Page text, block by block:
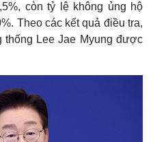
m
còn tỷ lệ không ủng hộ
Theo các kết quả điều tra,
thống Lee Jae Myung được